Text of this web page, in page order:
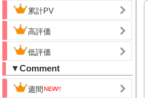
累計PV
高評価
低評価
▼Comment
週間